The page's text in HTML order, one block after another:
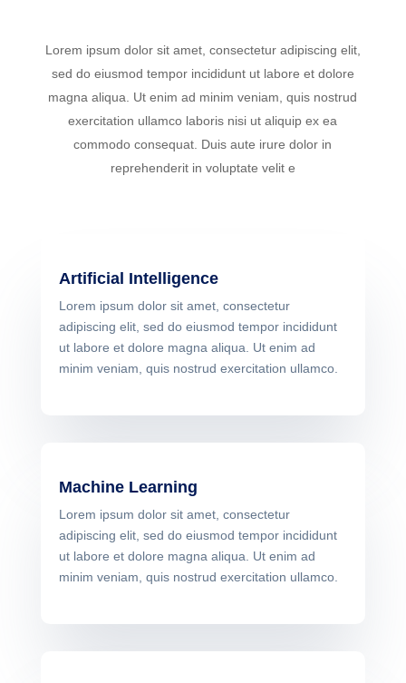
Lorem ipsum dolor sit amet, consectetur adipiscing elit,
sed do eiusmod tempor incididunt ut labore et dolore
magna aliqua. Ut enim ad minim veniam, quis nostrud
exercitation ullamco laboris nisi ut aliquip ex ea
commodo consequat. Duis aute irure dolor in
reprehenderit in voluptate velit e
Artificial Intelligence
Lorem ipsum dolor sit amet, consectetur
adipiscing elit, sed do eiusmod tempor incididunt
ut labore et dolore magna aliqua. Ut enim ad
minim veniam, quis nostrud exercitation ullamco.
Machine Learning
Lorem ipsum dolor sit amet, consectetur
adipiscing elit, sed do eiusmod tempor incididunt
ut labore et dolore magna aliqua. Ut enim ad
minim veniam, quis nostrud exercitation ullamco.